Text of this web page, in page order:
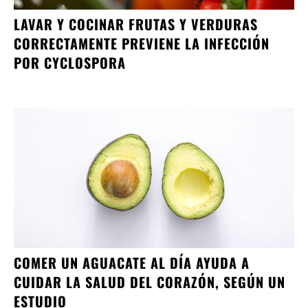
LAVAR Y COCINAR FRUTAS Y VERDURAS
CORRECTAMENTE PREVIENE LA INFECCIÓN
POR CYCLOSPORA
COMER UN AGUACATE AL DÍA AYUDA A
CUIDAR LA SALUD DEL CORAZÓN, SEGÚN UN
ESTUDIO